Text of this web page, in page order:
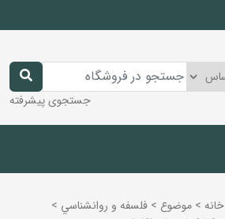
جستجوی پیشرفته
خانه > موضوع > فلسفه و روانشناسي >